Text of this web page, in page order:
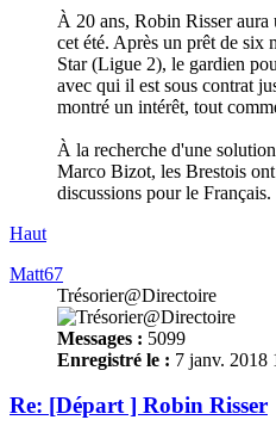
À 20 ans, Robin Risser
cet été. Après un prêt de six
Star (Ligue 2), le gardien
avec qui il est sous contrat
montré un intérêt, tout
À la recherche d'une
Marco Bizot, les Brestois
discussions pour le Français.
Haut
Matt67
Trésorier@Directoire
Messages : 5099
Enregistré le : 7 janv. 2018
Re: [Départ ] Robin Risser